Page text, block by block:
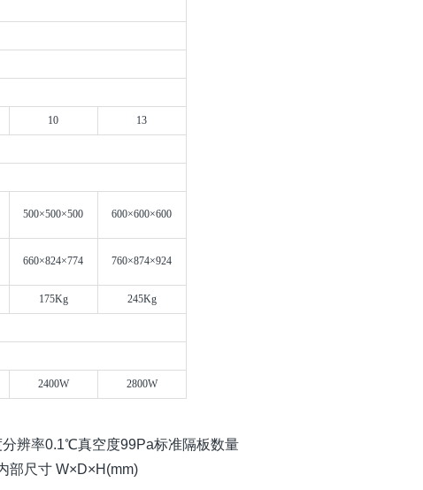
10 13
500×500×500 600×600×600
660×824×774 760×874×924
175Kg 245Kg
2400W 2800W
辨率0.1℃真空度99Pa标准隔板数量
部尺寸 W×D×H(mm)